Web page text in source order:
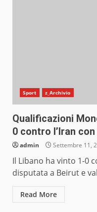
Sport z_Archivio
Qualificazioni
0 contro l’Iran
admin Settembre 11,
Il Libano ha vinto 1-0
disputata a Beirut e
Read More